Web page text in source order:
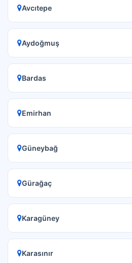
Avcıtepe
Aydoğmuş
Bardas
Emirhan
Güneybağ
Gürağaç
Karagüney
Karasınır